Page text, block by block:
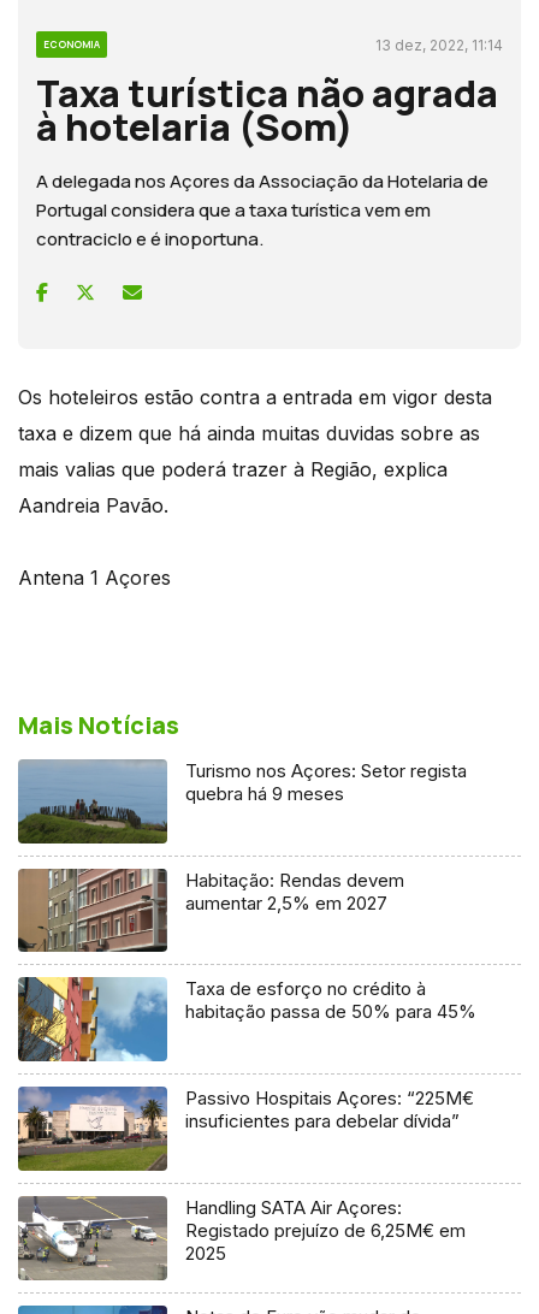
ECONOMIA 13 dez, 2022, 11:14
Taxa turística não agrada
à hotelaria (Som)
A delegada nos Açores da Associação da Hotelaria de
Portugal considera que a taxa turística vem em
contraciclo e é inoportuna.
Os hoteleiros estão contra a entrada em vigor desta
taxa e dizem que há ainda muitas duvidas sobre as
mais valias que poderá trazer à Região, explica
Aandreia Pavão.
Antena 1 Açores
Mais Notícias
Turismo nos Açores: Setor regista
quebra há 9 meses
Habitação: Rendas devem
aumentar 2,5% em 2027
Taxa de esforço no crédito à
habitação passa de 50% para 45%
Passivo Hospitais Açores: “225M€
insuficientes para debelar dívida”
Handling SATA Air Açores:
Registado prejuízo de 6,25M€ em
2025